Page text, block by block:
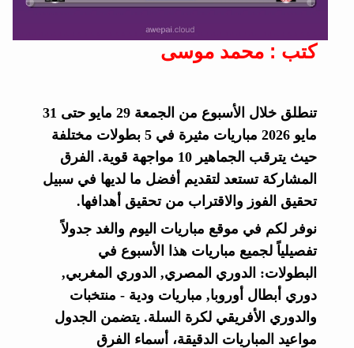
كتب : محمد موسى
تنطلق خلال الأسبوع من الجمعة 29 مايو حتى 31
مايو 2026 مباريات مثيرة في 5 بطولات مختلفة
حيث يترقب الجماهير 10 مواجهة قوية. الفرق
المشاركة تستعد لتقديم أفضل ما لديها في سبيل
تحقيق الفوز والاقتراب من تحقيق أهدافها.
نوفر لكم في موقع مباريات اليوم والغد جدولاً
تفصيلياً لجميع مباريات هذا الأسبوع في
البطولات: الدوري المصري, الدوري المغربي,
دوري أبطال أوروبا, مباريات ودية - منتخبات
والدوري الأفريقي لكرة السلة. يتضمن الجدول
مواعيد المباريات الدقيقة، أسماء الفرق